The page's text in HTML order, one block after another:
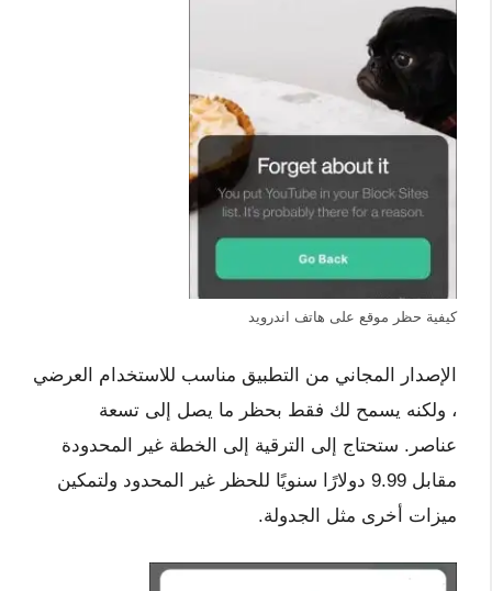
كيفية حظر موقع على هاتف اندرويد
الإصدار المجاني من التطبيق مناسب للاستخدام العرضي
، ولكنه يسمح لك فقط بحظر ما يصل إلى تسعة
عناصر. ستحتاج إلى الترقية إلى الخطة غير المحدودة
مقابل 9.99 دولارًا سنويًا للحظر غير المحدود ولتمكين
ميزات أخرى مثل الجدولة.